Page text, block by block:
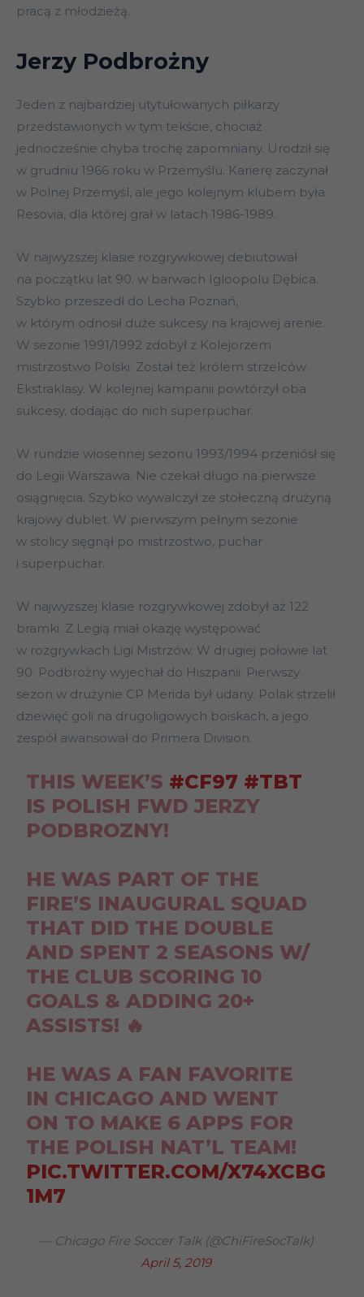
pracą z młodzieżą.
Jerzy Podbrożny
Jeden z najbardziej utytułowanych piłkarzy
przedstawionych w tym tekście, chociaż
jednocześnie chyba trochę zapomniany. Urodził się
w grudniu 1966 roku w Przemyślu. Karierę zaczynał
w Polnej Przemyśl, ale jego kolejnym klubem była
Resovia, dla której grał w latach 1986-1989.
W najwyższej klasie rozgrywkowej debiutował
na początku lat 90. w barwach Igloopolu Dębica.
Szybko przeszedł do Lecha Poznań,
w którym odnosił duże sukcesy na krajowej arenie.
W sezonie 1991/1992 zdobył z Kolejorzem
mistrzostwo Polski. Został też królem strzelców
Ekstraklasy. W kolejnej kampanii powtórzył oba
sukcesy, dodając do nich superpuchar.
W rundzie wiosennej sezonu 1993/1994 przeniósł się
do Legii Warszawa. Nie czekał długo na pierwsze
osiągnięcia. Szybko wywalczył ze stołeczną drużyną
krajowy dublet. W pierwszym pełnym sezonie
w stolicy sięgnął po mistrzostwo, puchar
i superpuchar.
W najwyższej klasie rozgrywkowej zdobył aż 122
bramki. Z Legią miał okazję występować
w rozgrywkach Ligi Mistrzów. W drugiej połowie lat
90. Podbrożny wyjechał do Hiszpanii. Pierwszy
sezon w drużynie CP Merida był udany. Polak strzelił
dziewięć goli na drugoligowych boiskach, a jego
zespół awansował do Primera Division.
THIS WEEK’S #CF97 #TBT
IS POLISH FWD JERZY
PODBROZNY!
HE WAS PART OF THE
FIRE’S INAUGURAL SQUAD
THAT DID THE DOUBLE
AND SPENT 2 SEASONS W/
THE CLUB SCORING 10
GOALS & ADDING 20+
ASSISTS! 🔥
HE WAS A FAN FAVORITE
IN CHICAGO AND WENT
ON TO MAKE 6 APPS FOR
THE POLISH NAT’L TEAM!
PIC.TWITTER.COM/X74XCBG
1M7
— Chicago Fire Soccer Talk (@ChiFireSocTalk)
April 5, 2019